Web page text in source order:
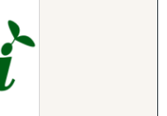
シ（One Pager）、カ
日本人メンバーが協
ーズに応じた柔軟な
ィンググループ/ゴー